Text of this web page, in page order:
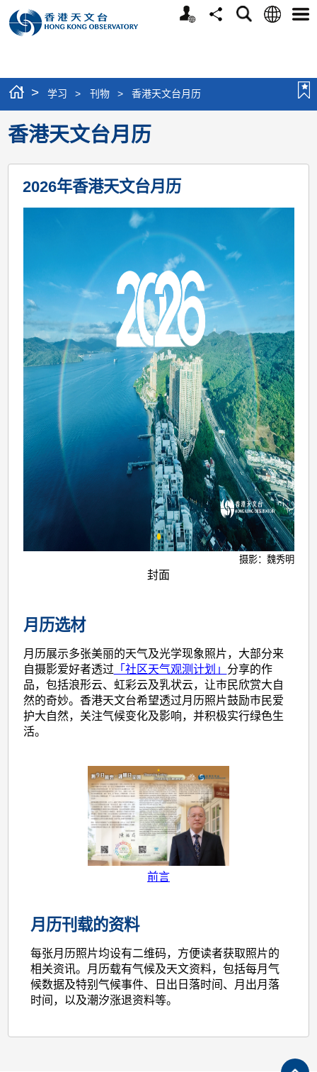
个
分
搜
语
选
> 学习 > 刊物 > 香港天文台月历
香港天文台月历
2026年香港天文台月历
摄影：魏秀明
封面
月历选材
月历展示多张美丽的天气及光学现象照片，大部分来
自摄影爱好者透过 「社区天气观测计划」 分享的作
品，包括浪形云、虹彩云及乳状云，让巿民欣赏大自
然的奇妙。香港天文台希望透过月历照片鼓励巿民爱
护大自然，关注气候变化及影响，并积极实行绿色生
活。
前言
月历刊载的资料
每张月历照片均设有二维码，方便读者获取照片的
相关资讯。月历载有气候及天文资料，包括每月气
候数据及特别气候事件、日出日落时间、月出月落
时间，以及潮汐涨退资料等。